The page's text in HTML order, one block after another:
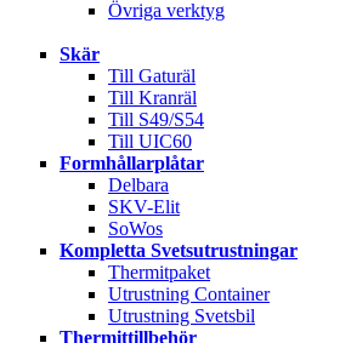
Övriga verktyg
Skär
Till Gaturäl
Till Kranräl
Till S49/S54
Till UIC60
Formhållarplåtar
Delbara
SKV-Elit
SoWos
Kompletta Svetsutrustningar
Thermitpaket
Utrustning Container
Utrustning Svetsbil
Thermittillbehör